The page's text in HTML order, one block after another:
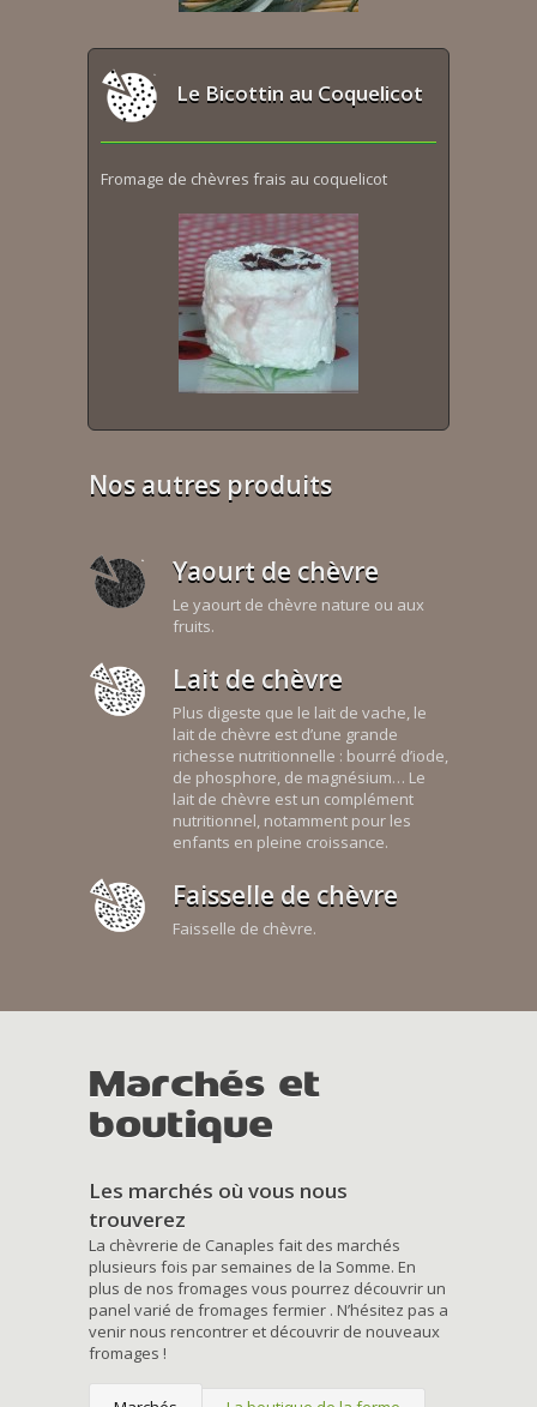
Le Bicottin au Coquelicot
Fromage de chèvres frais au coquelicot
Nos autres produits
Yaourt de chèvre
Le yaourt de chèvre nature ou aux
fruits.
Lait de chèvre
Plus digeste que le lait de vache, le
lait de chèvre est d’une grande
richesse nutritionnelle : bourré d’iode,
de phosphore, de magnésium… Le
lait de chèvre est un complément
nutritionnel, notamment pour les
enfants en pleine croissance.
Faisselle de chèvre
Faisselle de chèvre.
Marchés et
boutique
Les marchés où vous nous
trouverez
La chèvrerie de Canaples fait des marchés
plusieurs fois par semaines de la Somme. En
plus de nos fromages vous pourrez découvrir un
panel varié de fromages fermier . N’hésitez pas a
venir nous rencontrer et découvrir de nouveaux
fromages !